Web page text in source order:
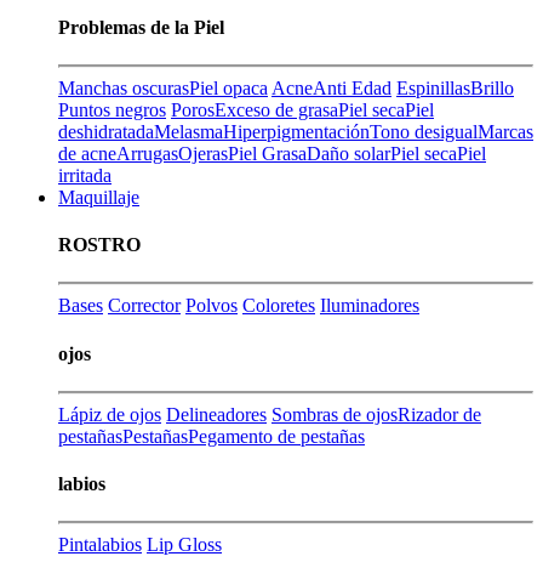
Problemas de la Piel
Manchas oscurasPiel opaca AcneAnti Edad EspinillasBrillo
Puntos negros PorosExceso de grasaPiel secaPiel
deshidratadaMelasmaHiperpigmentaciónTono desigualMarcas
de acneArrugasOjerasPiel GrasaDaño solarPiel secaPiel
irritada
Maquillaje
ROSTRO
Bases Corrector Polvos Coloretes Iluminadores
ojos
Lápiz de ojos Delineadores Sombras de ojosRizador de
pestañasPestañasPegamento de pestañas
labios
Pintalabios Lip Gloss